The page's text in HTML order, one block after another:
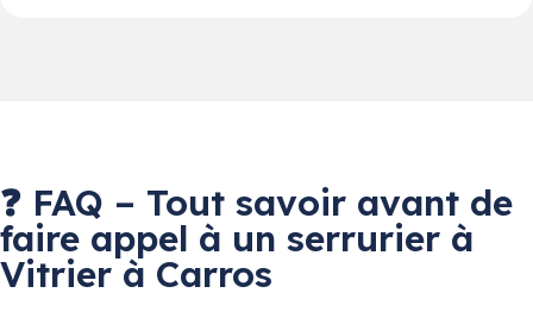
❓ FAQ – Tout savoir avant de
faire appel à un serrurier à
Vitrier à Carros